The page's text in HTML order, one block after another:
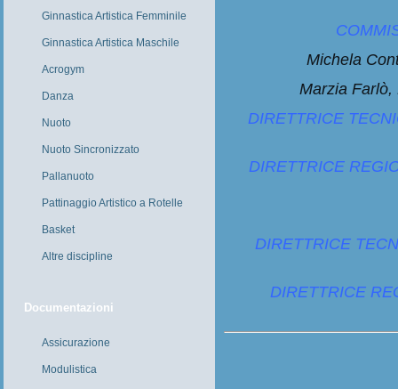
Ginnastica Artistica Femminile
Ginnastica Artistica Maschile
Acrogym
Danza
Nuoto
Nuoto Sincronizzato
Pallanuoto
Pattinaggio Artistico a Rotelle
Basket
Altre discipline
Documentazioni
Assicurazione
Modulistica
Michela
Marzia Farlò,
DIRETTRICE
DIRETTRICE
DIRETTRICE
DIRETTRICE